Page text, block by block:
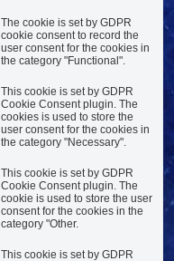
The cookie is set by GDPR
cookie consent to record the
user consent for the cookies in
the category "Functional".
This cookie is set by GDPR
Cookie Consent plugin. The
cookies is used to store the
user consent for the cookies in
the category "Necessary".
This cookie is set by GDPR
Cookie Consent plugin. The
cookie is used to store the user
consent for the cookies in the
category "Other.
This cookie is set by GDPR